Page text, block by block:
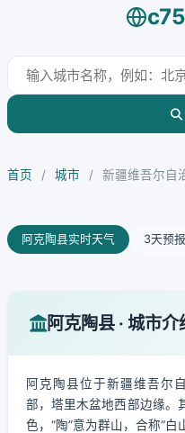
首页 / 城市 / 新疆维吾尔自
阿克陶县实时天气 3天预报
阿克陶县 · 城市介
阿克陶县位于新疆维吾尔
部，塔里木盆地西部边缘。
色，“陶”意为群山，合称“白